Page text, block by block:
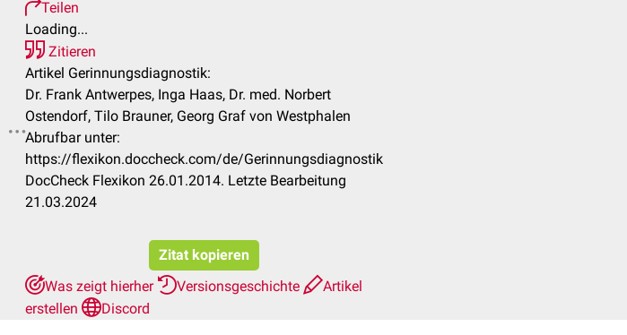
Teilen
Loading...
Zitieren
Artikel Gerinnungsdiagnostik:
Dr. Frank Antwerpes, Inga Haas, Dr. med. Norbert
Ostendorf, Tilo Brauner, Georg Graf von Westphalen
Abrufbar unter:
https://flexikon.doccheck.com/de/Gerinnungsdiagnostik
DocCheck Flexikon 26.01.2014. Letzte Bearbeitung
21.03.2024
Zitat kopieren
Was zeigt hierher
Versionsgeschichte
Artikel
erstellen
Discord